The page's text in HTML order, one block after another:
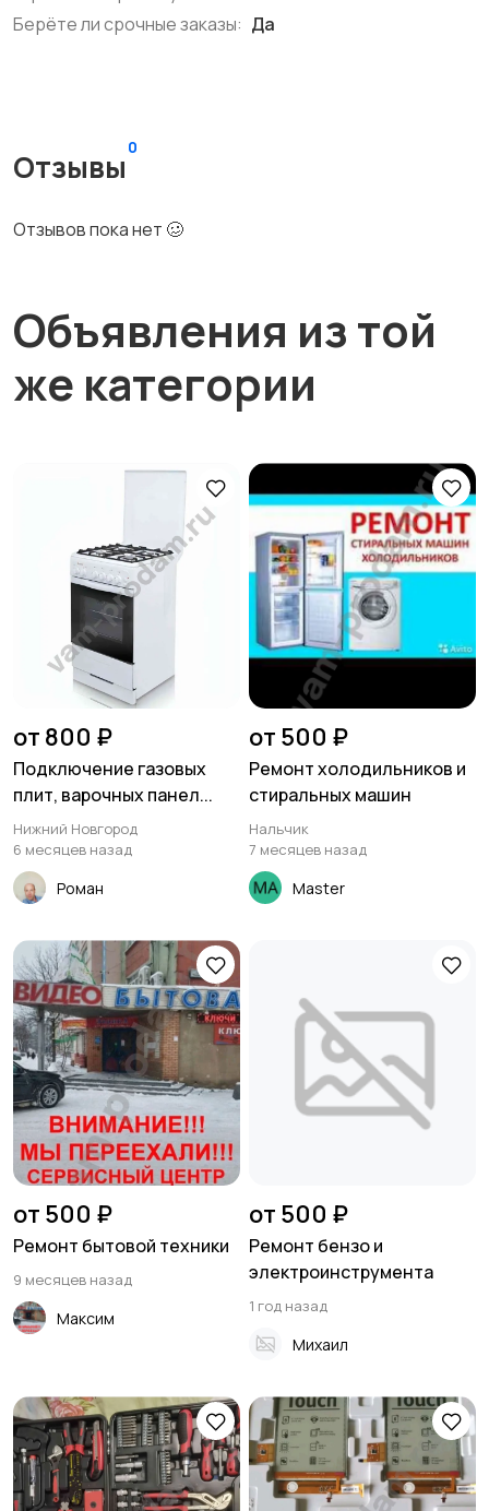
Берёте ли срочные заказы: Да
Отзывы
0
Отзывов пока нет 🥴
Объявления из той
же категории
от 800 ₽
Подключение газовых
плит, варочных панел...
Нижний Новгород
6 месяцев назад
Роман
от 500 ₽
Ремонт холодильников и
стиральных машин
Нальчик
7 месяцев назад
Master
от 500 ₽
Ремонт бытовой техники
9 месяцев назад
Максим
от 500 ₽
Ремонт бензо и
электроинструмента
1 год назад
Михаил